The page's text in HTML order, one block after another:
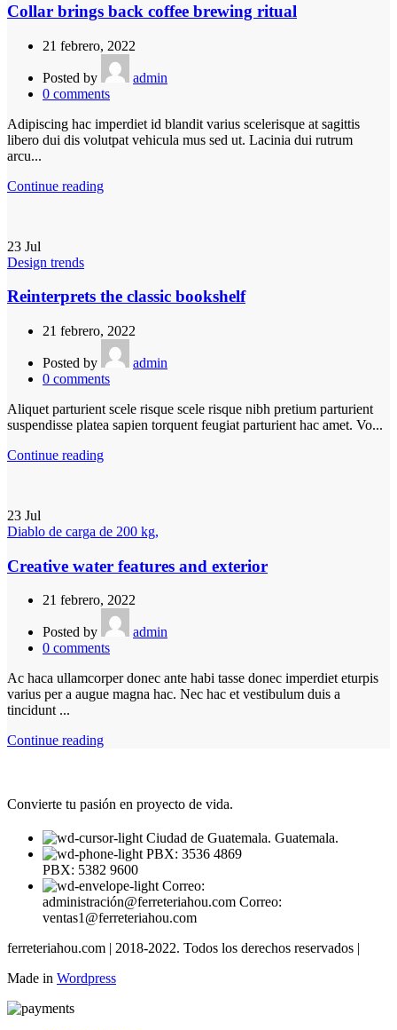
Collar brings back coffee brewing ritual
21 febrero, 2022
Posted by
admin
0 comments
Adipiscing hac imperdiet id blandit varius scelerisque at sagittis
libero dui dis volutpat vehicula mus sed ut. Lacinia dui rutrum
arcu...
Continue reading
23 Jul
Design trends
Reinterprets the classic bookshelf
21 febrero, 2022
Posted by
admin
0 comments
Aliquet parturient scele risque scele risque nibh pretium parturient
suspendisse platea sapien torquent feugiat parturient hac amet. Vo...
Continue reading
23 Jul
Diablo de carga de 200 kg,
Creative water features and exterior
21 febrero, 2022
Posted by
admin
0 comments
Ac haca ullamcorper donec ante habi tasse donec imperdiet eturpis
varius per a augue magna hac. Nec hac et vestibulum duis a
tincidunt ...
Continue reading
Convierte tu pasión en proyecto de vida.
Ciudad de Guatemala. Guatemala.
PBX: 3536 4869
PBX: 5382 9600
Correo:
administración@ferreteriahou.com Correo:
ventas1@ferreteriahou.com
ferreteriahou.com | 2018-2022. Todos los derechos reservados |
Made in Wordpress